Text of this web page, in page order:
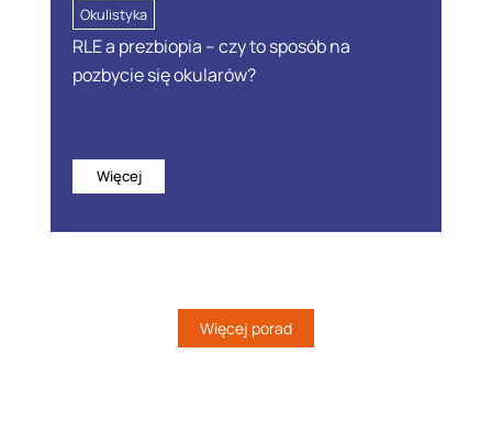
Okulistyka
RLE a prezbiopia – czy to sposób na
pozbycie się okularów?
Więcej
Więcej porad